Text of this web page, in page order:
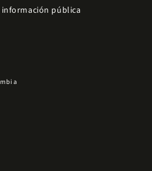
información pública